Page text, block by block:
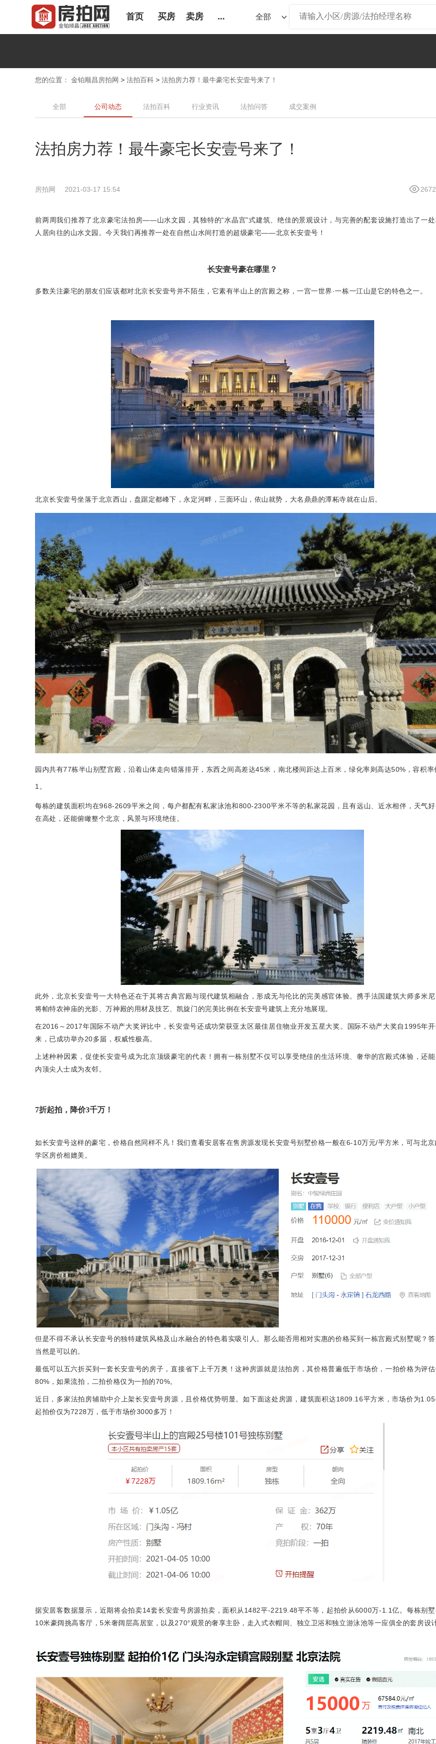
首页 买房 卖房 ...
您的位置： 金铂顺昌房拍网 > 法拍百科 > 法拍房力荐！最牛豪宅长安壹号来了！
全部 公司动态 法拍百科 行业资讯 法拍问答 成交案例
法拍房力荐！最牛豪宅长安壹号来了！
房拍网 2021-03-17 15:54
前两周我们推荐了北京豪宅法拍房——山水文园，其独特的“水晶宫”式建筑、绝佳的景观设计，与完善的配套设施打造出了一
人居向往的山水文园。今天我们再推荐一处在自然山水间打造的超级豪宅——北京长安壹号！
长安壹号豪在哪里？
多数关注豪宅的朋友们应该都对北京长安壹号并不陌生，它素有半山上的宫殿之称，一宫一世界·一栋一江山是它的特色之一。
北京长安壹号坐落于北京西山，盘踞定都峰下，永定河畔，三面环山，依山就势，大名鼎鼎的潭柘寺就在山后。
园内共有77栋半山别墅宫殿，沿着山体走向错落排开，东西之间高差达45米，南北楼间距达上百米，绿化率则高达50%，容积率
1。
每栋的建筑面积均在968-2609平米之间，每户都配有私家泳池和800-2300平米不等的私家花园，且有远山、近水相伴，天气
在高处，还能俯瞰整个北京，风景与环境绝佳。
此外，北京长安壹号一大特色还在于其将古典宫殿与现代建筑相融合，形成无与伦比的完美感官体验。携手法国建筑大师多米
将帕特农神庙的光影、万神殿的用材及技艺、凯旋门的完美比例在长安壹号建筑上充分地展现。
在2016～2017年国际不动产大奖评比中，长安壹号还成功荣获亚太区最佳居住物业开发五星大奖。
国际不动产大奖自1995年
来，已成功举办20多届，权威性极高。
上述种种因素，促使长安壹号成为北京顶级豪宅的代表！拥有一栋别墅不仅可以享受绝佳的生活环境、奢华的宫殿式体验，还
内顶尖人士成为友邻。
7折起拍，降价3千万！
如长安壹号这样的豪宅，价格自然同样不凡！ 我们查看安居客在售房源发现长安壹号别墅价格一般在6-10万元/平方米，可与北京
学区房价相媲美。
但是不得不承认长安壹号的独特建筑风格及山水融合的特色着实吸引人。那么能否用相对实惠的价格买到一栋宫殿式别墅呢？
当然是可以的。
最低可以五六折买到一套长安壹号的房子，直接省下上千万奥！这种房源就是法拍房，其价格普遍低于市场价，一拍价格为评
80%，如果流拍，二拍价格仅为一拍的70%。
近日，多家法拍房辅助中介上架长安壹号房源，且价格优势明显。如下面这处房源，建筑面积达1809.16平方米，市场价为
起拍价仅为7228万，低于市场价3000多万！
据安居客数据显示，近期将会拍卖14套长安壹号房源拍卖，面积从1482平-2219.48平不等，起拍价从6000万-1.1亿。 每栋别
10米豪阔挑高客厅，5米奢阔层高居室，以及270°观景的奢享主卧，走入式衣帽间、独立卫浴和独立游泳池等一应俱全的套房设